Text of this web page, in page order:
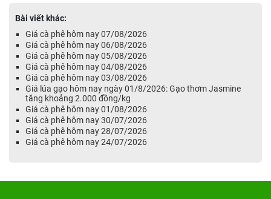
Bài viết khác:
Giá cà phê hôm nay 07/08/2026
Giá cà phê hôm nay 06/08/2026
Giá cà phê hôm nay 05/08/2026
Giá cà phê hôm nay 04/08/2026
Giá cà phê hôm nay 03/08/2026
Giá lúa gạo hôm nay ngày 01/8/2026: Gạo thơm Jasmine
tăng khoảng 2.000 đồng/kg
Giá cà phê hôm nay 01/08/2026
Giá cà phê hôm nay 30/07/2026
Giá cà phê hôm nay 28/07/2026
Giá cà phê hôm nay 24/07/2026